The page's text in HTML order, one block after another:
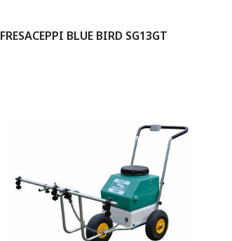
FRESACEPPI BLUE BIRD SG13GT